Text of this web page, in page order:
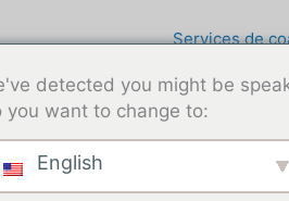
Services de
detected you might be
you want to change to:
English